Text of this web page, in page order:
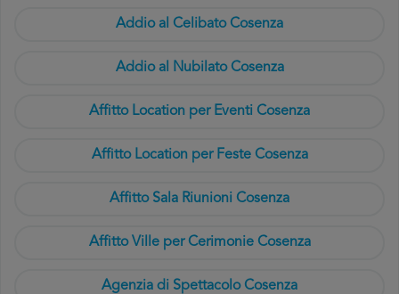
Addio al Celibato Cosenza
Addio al Nubilato Cosenza
Affitto Location per Eventi Cosenza
Affitto Location per Feste Cosenza
Affitto Sala Riunioni Cosenza
Affitto Ville per Cerimonie Cosenza
Agenzia di Spettacolo Cosenza